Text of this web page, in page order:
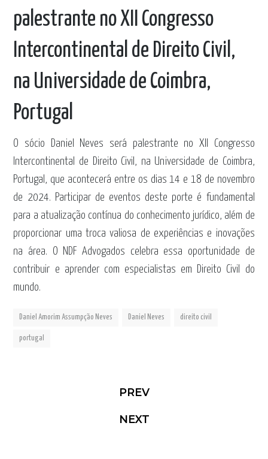
palestrante no XII Congresso
Intercontinental de Direito Civil,
na Universidade de Coimbra,
Portugal
O sócio Daniel Neves
será palestrante no XII Congresso
Intercontinental de Direito Civil, na Universidade de Coimbra,
Portugal, que acontecerá entre os dias 14 e 18 de novembro
de 2024. Participar de eventos deste porte é fundamental
para a atualização contínua do conhecimento jurídico, além de
proporcionar uma troca valiosa de experiências e inovações
na área. O NDF Advogados celebra essa oportunidade de
contribuir e aprender com especialistas em Direito Civil do
mundo.
Daniel Amorim Assumpção Neves Daniel Neves direito civil
portugal
PREV
NEXT